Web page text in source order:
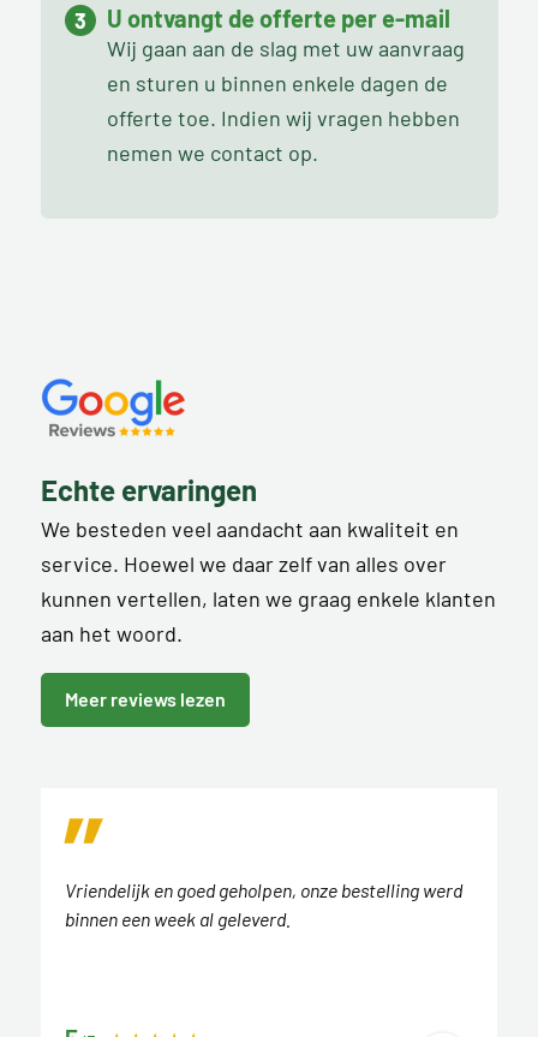
U ontvangt de offerte per e-mail
Wij gaan aan de slag met uw aanvraag
en sturen u binnen enkele dagen de
offerte toe. Indien wij vragen hebben
nemen we contact op.
Echte ervaringen
We besteden veel aandacht aan kwaliteit en
service. Hoewel we daar zelf van alles over
kunnen vertellen, laten we graag enkele klanten
aan het woord.
Meer reviews lezen
Vriendelijk en goed geholpen, onze bestelling werd
binnen een week al geleverd.